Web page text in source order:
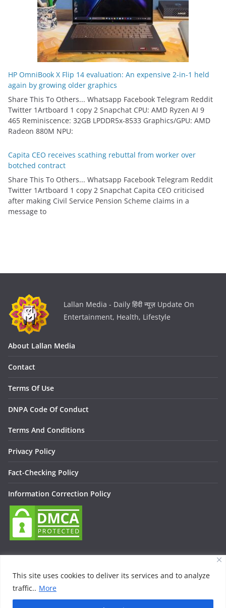
This site uses cookies to deliver its services and to analyze
traffic.. More
HP OmniBook X Flip 14 evaluation: An expensive 2-in-1 held
again by growing older graphics
Share This To Others... Whatsapp Facebook Telegram Reddit
Twitter 1Artboard 1 copy 2 Snapchat CPU: AMD Ryzen AI 9
465 Reminiscence: 32GB LPDDR5x-8533 Graphics/GPU: AMD
Radeon 880M NPU:
Capita CEO receives scathing rebuttal from worker over
botched contract
Share This To Others... Whatsapp Facebook Telegram Reddit
Twitter 1Artboard 1 copy 2 Snapchat Capita CEO criticised
after making Civil Service Pension Scheme claims in a
message to
Lallan Media - Daily हिंदी न्यूज़ Update On
Entertainment, Health, Lifestyle
About Lallan Media
Contact
Terms Of Use
DNPA Code Of Conduct
Terms And Conditions
Privacy Policy
Fact-Checking Policy
Information Correction Policy
Copyright © 2026
Entertainment, Technology, Bollywood. All rights reserved.